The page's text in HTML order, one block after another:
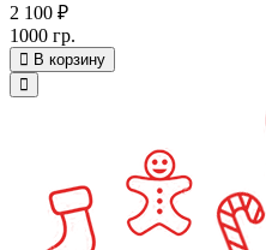
2 100 ₽
1000 гр.
В корзину